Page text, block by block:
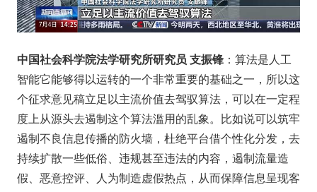
中国社会科学院法学研究所研究员 支振锋 ：算法是人工
智能它能够得以运转的一个非常重要的基础之一，所以这
个征求意见稿立足以主流价值去驾驭算法，可以在一定程
度上从源头去遏制这个算法滥用的乱象。比如说可以筑牢
遏制不良信息传播的防火墙，杜绝平台借个性化分发，去
持续扩散一些低俗、违规甚至违法的内容，遏制流量造
假、恶意控评、人为制造虚假热点，从而保障信息呈现客